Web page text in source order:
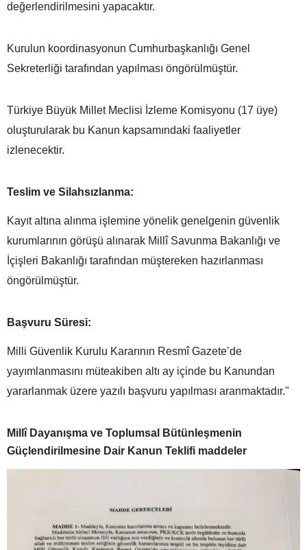
değerlendirilmesini yapacaktır.
Kurulun koordinasyonun Cumhurbaşkanlığı Genel
Sekreterliği tarafından yapılması öngörülmüştür.
Türkiye Büyük Millet Meclisi İzleme Komisyonu (17 üye)
oluşturularak bu Kanun kapsamındaki faaliyetler
izlenecektir.
Teslim ve Silahsızlanma:
Kayıt altına alınma işlemine yönelik genelgenin güvenlik
kurumlarının görüşü alınarak Millî Savunma Bakanlığı ve
İçişleri Bakanlığı tarafından müştereken hazırlanması
öngörülmüştür.
Başvuru Süresi:
Milli Güvenlik Kurulu Kararının Resmî Gazete’de
yayımlanmasını müteakiben altı ay içinde bu Kanundan
yararlanmak üzere yazılı başvuru yapılması aranmaktadır."
Millî Dayanışma ve Toplumsal Bütünleşmenin
Güçlendirilmesine Dair Kanun Teklifi maddeler